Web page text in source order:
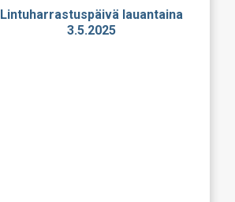
Lintuharrastuspäivä lauantaina
3.5.2025